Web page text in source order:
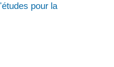
pour la